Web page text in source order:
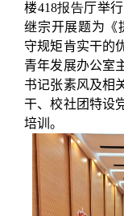
楼418报告厅举
继宗开展题为《
守规矩肯实干的
青年发展办公室
书记张素风及相
干、校社团特设
培训。